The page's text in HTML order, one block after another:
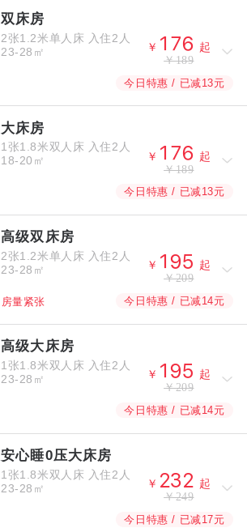
双床房
2张1.2米单人床 入住2人
23-28㎡
￥   起
￥189
今日特惠 / 已减13元
大床房
1张1.8米双人床 入住2人
18-20㎡
￥   起
￥189
今日特惠 / 已减13元
高级双床房
2张1.2米单人床 入住2人
23-28㎡
￥ 
起
￥209
房量紧张 今日特惠 / 已减14元
高级大床房
1张1.8米双人床 入住2人
23-28㎡
￥ 
起
￥209
今日特惠 / 已减14元
安心睡0压大床房
1张1.8米双人床 入住2人
23-28㎡
￥ 
起
￥249
今日特惠 / 已减17元